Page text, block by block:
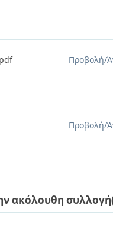
Προβολή/
Προβολή/
ακόλουθη